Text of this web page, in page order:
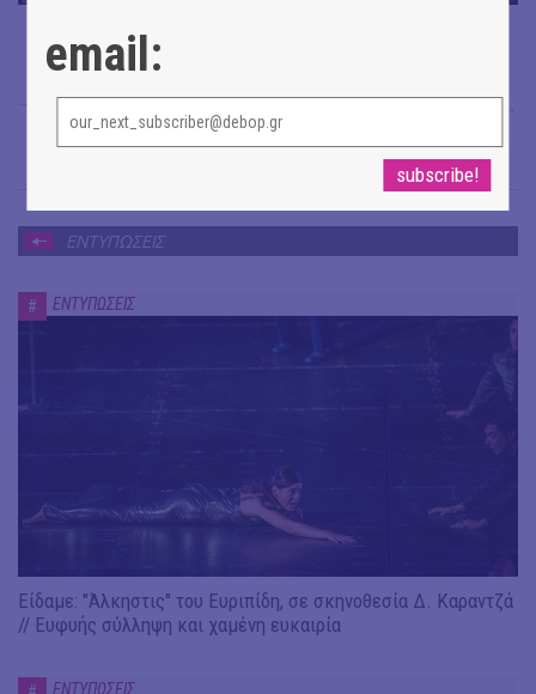
ΕΝΤΥΠΩΣΕΙΣ
# ΕΝΤΥΠΩΣΕΙΣ
Είδαμε: "Άλκηστις" του Ευριπίδη, σε σκηνοθεσία Δ. Καραντζά
// Ευφυής σύλληψη και χαμένη ευκαιρία
ΕΝΤΥΠΩΣΕΙΣ
email: